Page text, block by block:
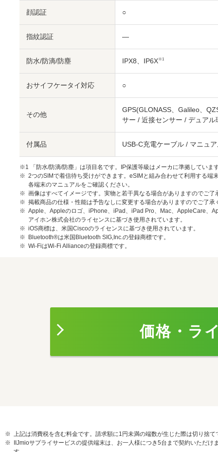
顔認証 ○
指紋認証 ―
防水/防滴/防塵 IPX8、IP6X※1
おサイフケータイ対応 ○
その他
GPS(GLONASS、Galileo、
サー / 近接センサー / デュアル
付属品 USB-C充電ケーブル / マニュ
※1 「防水/防滴/防塵」は項目名です。IP保護等級はメーカに準拠していま
2つのSIMで着信待ち受けができます。eSIMと組み合わせて利用する
各端末のマニュアルをご確認ください。
画像はすべてイメージです。実物と若干異なる場合がありますのでご了
掲載商品の仕様・性能は予告なしに変更する場合がありますのでご了承
Apple、Appleのロゴ、iPhone、iPad、iPad Pro、Mac、AppleCare、
アイホン株式会社のライセンスに基づき使用されています。
iOS商標は、米国Ciscoのライセンスに基づき使用されています。
Bluetooth®は米国Bluetooth SIG,Inc.の登録商標です。
Wi-FiはWi-Fi Allianceの登録商標です。
価格・ラ
上記は消費税を含む料金です。請求額に1円未満の端数が生じた際は切り捨て
IIJmioサプライサービスの提供端末は、お一人様につき5台まで契約いただ